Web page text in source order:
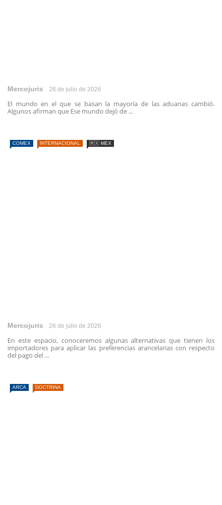
Mercojuris 26 de julio de 2026
El mundo en el que se basan la mayoría de las aduanas cambió.
Algunos afirman que Ese mundo dejó de ...
COMEX INTERNACIONAL 🇲🇽 MEX
Mercojuris 26 de julio de 2026
En este espacio, conoceremos algunas alternativas que tienen los
importadores para aplicar las preferencias arancelarias con respecto
del pago del ...
ARCA DOCTRINA